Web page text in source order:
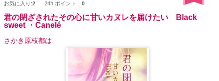
お気に入り:2 24h.ポイント： 0
君の閉ざされたその心に甘いカヌレを届けたい Black
sweet ・Canelé
さかき原枝都は